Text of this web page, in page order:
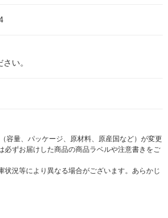
い。
容量、パッケージ、原材料、原産国など）が変更
ずお届けした商品の商品ラベルや注意書きをご
況等により異なる場合がございます。あらかじ